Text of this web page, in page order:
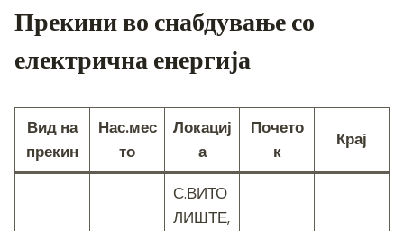
Прекини во снабдување со
електрична енергија
Вид на
прекин
Нас.мес
то
Локациј
а
Почето
к
Крај
С.ВИТО
ЛИШТЕ,